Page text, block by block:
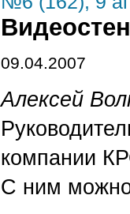
09.04.2007
Алексей
компании
С ним можно